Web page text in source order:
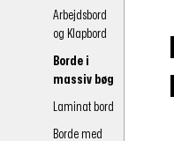
Arbejdsbord
og Klapbord
Borde i
massiv bøg
Laminat bord
Borde med